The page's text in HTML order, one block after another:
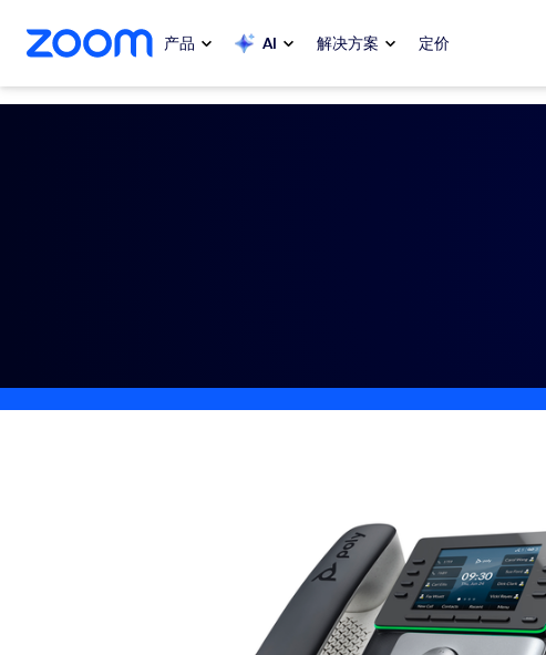
至主要内容
至帮助聊天 产品 AI 解决方案 定价
+1.888.303.1012